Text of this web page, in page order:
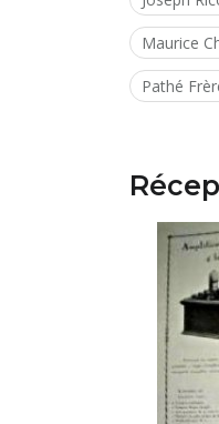
Maurice
Pathé